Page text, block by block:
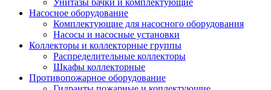
Унитазы бачки и комплектующие
Насосное оборудование
Комплектующие для насосного оборудования
Насосы и насосные установки
Коллекторы и коллекторные группы
Распределительные коллекторы
Шкафы коллекторные
Противопожарное оборудование